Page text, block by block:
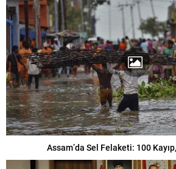
Assam’da Sel Felaketi: 100